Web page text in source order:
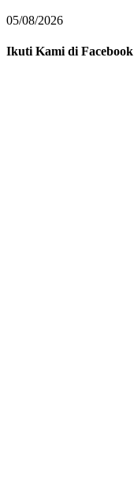
05/08/2026
Ikuti Kami di Facebook